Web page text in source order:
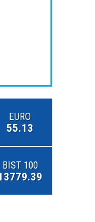
EURO
55.13
BIST 100